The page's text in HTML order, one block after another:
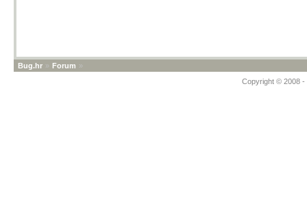
Bug.hr » Forum »
Copyright © 2008 -